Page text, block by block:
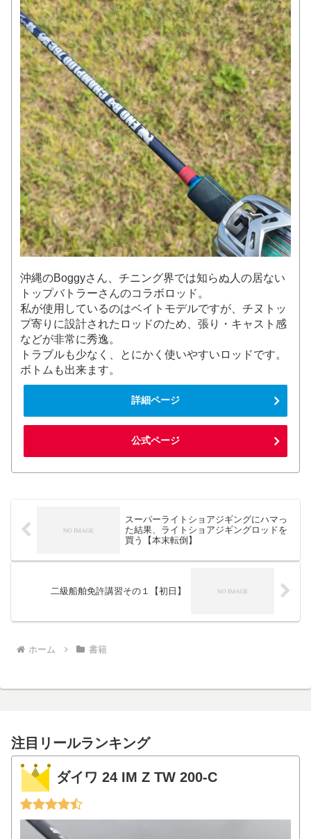
沖縄のBoggyさん、チニング界では知らぬ人の居ない
トップバトラーさんのコラボロッド。
私が使用しているのはベイトモデルですが、チヌトッ
プ寄りに設計されたロッドのため、張り・キャスト感
などが非常に秀逸。
トラブルも少なく、とにかく使いやすいロッドです。
ボトムも出来ます。
詳細ページ
公式ページ
スーパーライトショアジギングにハマっ
た結果、ライトショアジギングロッドを
買う【本末転倒】
二級船舶免許講習その１【初日】
ホーム 書籍
注目リールランキング
ダイワ 24 IM Z TW 200-C